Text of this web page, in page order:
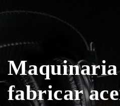
Maquinaria
fabricar